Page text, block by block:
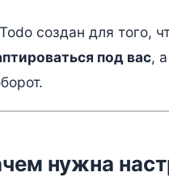
создан для того,
под вас,
нужна